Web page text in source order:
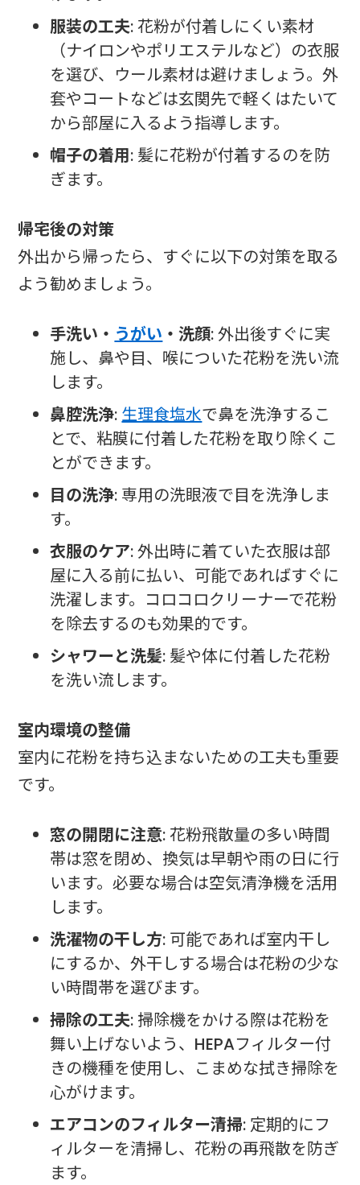
服装の工夫: 花粉が付着しにくい素材
（ナイロンやポリエステルなど）の衣服
を選び、ウール素材は避けましょう。外
套やコートなどは玄関先で軽くはたいて
から部屋に入るよう指導します。
帽子の着用: 髪に花粉が付着するのを防
ぎます。
帰宅後の対策
外出から帰ったら、すぐに以下の対策を取る
よう勧めましょう。
手洗い・ うがい ・洗顔: 外出後すぐに実
施し、鼻や目、喉についた花粉を洗い流
します。
鼻腔洗浄: 生理食塩水で鼻を洗浄するこ
とで、粘膜に付着した花粉を取り除くこ
とができます。
目の洗浄: 専用の洗眼液で目を洗浄しま
す。
衣服のケア: 外出時に着ていた衣服は部
屋に入る前に払い、可能であればすぐに
洗濯します。コロコロクリーナーで花粉
を除去するのも効果的です。
シャワーと洗髪: 髪や体に付着した花粉
を洗い流します。
室内環境の整備
室内に花粉を持ち込まないための工夫も重要
です。
窓の開閉に注意: 花粉飛散量の多い時間
帯は窓を閉め、換気は早朝や雨の日に行
います。必要な場合は空気清浄機を活用
します。
洗濯物の干し方: 可能であれば室内干し
にするか、外干しする場合は花粉の少な
い時間帯を選びます。
掃除の工夫: 掃除機をかける際は花粉を
舞い上げないよう、HEPAフィルター付
きの機種を使用し、こまめな拭き掃除を
心がけます。
エアコンのフィルター清掃: 定期的にフ
ィルターを清掃し、花粉の再飛散を防ぎ
ます。